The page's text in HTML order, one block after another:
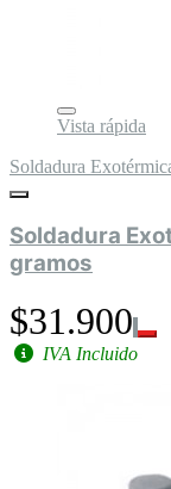
Vista rápida
Soldadura
Soldadura
gramos
$31.900
IVA Incluido